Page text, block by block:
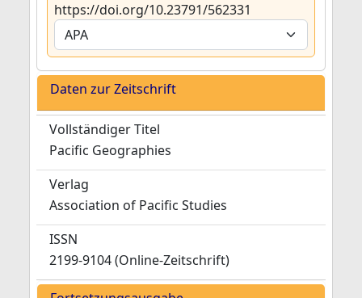
https://doi.org/10.23791/562331
Daten zur Zeitschrift
Vollständiger Titel
Pacific Geographies
Verlag
Association of Pacific Studies
ISSN
2199-9104 (Online-Zeitschrift)